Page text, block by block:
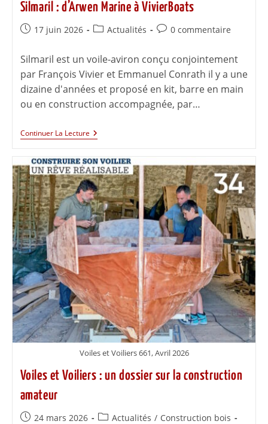
Silmaril : d’Arwen Marine à VivierBoats
17 juin 2026 Actualités 0 commentaire
Silmaril est un voile-aviron conçu conjointement
par François Vivier et Emmanuel Conrath il y a une
dizaine d'années et proposé en kit, barre en main
ou en construction accompagnée, par…
Continuer La Lecture
Voiles et Voiliers 661, Avril 2026
Voiles et Voiliers : un dossier sur la construction
amateur
24 mars 2026 Actualités / Construction bois